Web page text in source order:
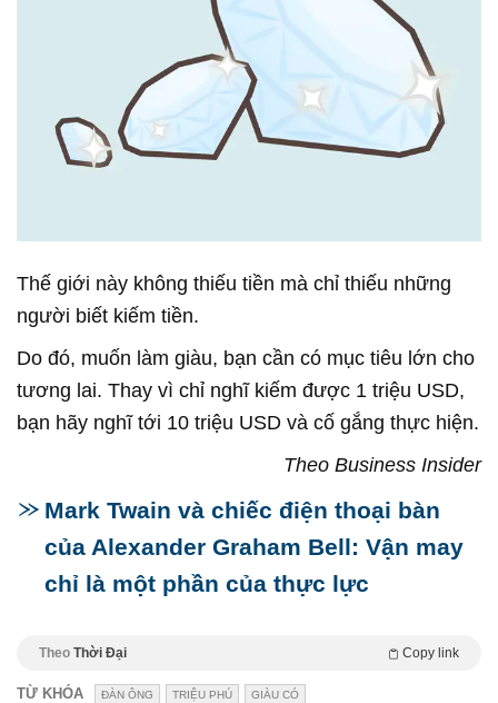
Thế giới này không thiếu tiền mà chỉ thiếu những
người biết kiếm tiền.
Do đó, muốn làm giàu, bạn cần có mục tiêu lớn cho
tương lai. Thay vì chỉ nghĩ kiếm được 1 triệu USD,
bạn hãy nghĩ tới 10 triệu USD và cố gắng thực hiện.
Theo Business Insider
Mark Twain và chiếc điện thoại bàn
của Alexander Graham Bell: Vận may
chỉ là một phần của thực lực
Theo Thời Đại Copy link
TỪ KHÓA ĐÀN ÔNG TRIỆU PHÚ GIÀU CÓ